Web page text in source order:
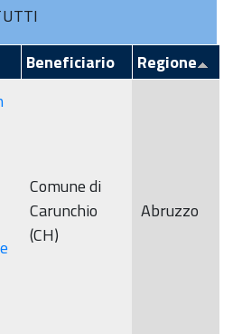
Beneficiario
Regione
Comune di
Carunchio
(CH)
Abruzzo